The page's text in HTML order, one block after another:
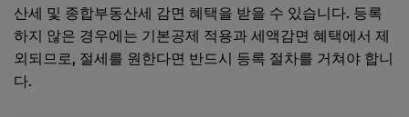
산세 및 종합부동산세 감면 혜택을 받을 수 있습니다. 등록
하지 않은 경우에는 기본공제 적용과 세액감면 혜택에서 제
외되므로, 절세를 원한다면 반드시 등록 절차를 거쳐야 합니
다.